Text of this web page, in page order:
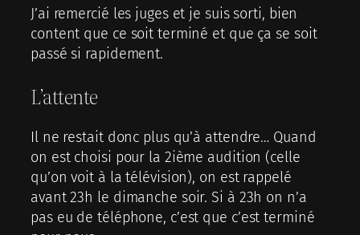
J’ai remercié les juges et je suis sorti, bien
content que ce soit terminé et que ça se soit
passé si rapidement.
L’attente
Il ne restait donc plus qu’à attendre… Quand
on est choisi pour la 2ième audition (celle
qu’on voit à la télévision), on est rappelé
avant 23h le dimanche soir. Si à 23h on n’a
pas eu de téléphone, c’est que c’est terminé